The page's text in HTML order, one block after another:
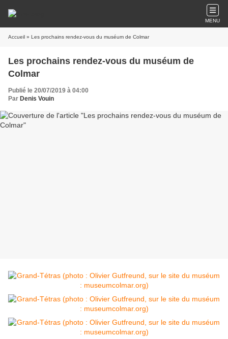
MENU
Accueil » Les prochains rendez-vous du muséum de Colmar
Les prochains rendez-vous du muséum de
Colmar
Publié le 20/07/2019 à 04:00
Par Denis Vouin